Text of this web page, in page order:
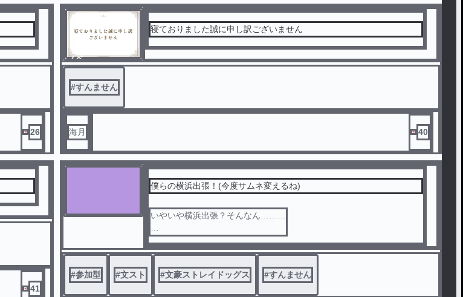
26
ノベ
ル
寝ておりました誠に申し訳ございません
#すんません
海月 40
41
僕らの横浜出張！(今度サムネ変えるね)
いやいや横浜出張？そんなん………
受けるに決まってんじゃん☆
#参加型 #文スト #文豪ストレイドッグス #すんません